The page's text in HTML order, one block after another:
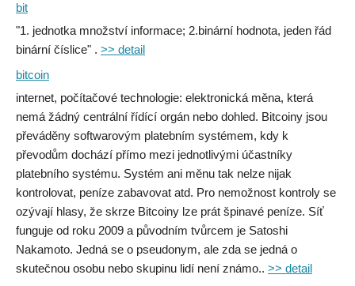
bit
"1. jednotka množství informace; 2.binární hodnota, jeden řád
binární číslice" . >> detail
bitcoin
internet, počítačové technologie: elektronická měna, která
nemá žádný centrální řídící orgán nebo dohled. Bitcoiny jsou
převáděny softwarovým platebním systémem, kdy k
převodům dochází přímo mezi jednotlivými účastníky
platebního systému. Systém ani měnu tak nelze nijak
kontrolovat, peníze zabavovat atd. Pro nemožnost kontroly se
ozývají hlasy, že skrze Bitcoiny lze prát špinavé peníze. Síť
funguje od roku 2009 a původním tvůrcem je Satoshi
Nakamoto. Jedná se o pseudonym, ale zda se jedná o
skutečnou osobu nebo skupinu lidí není známo.. >> detail